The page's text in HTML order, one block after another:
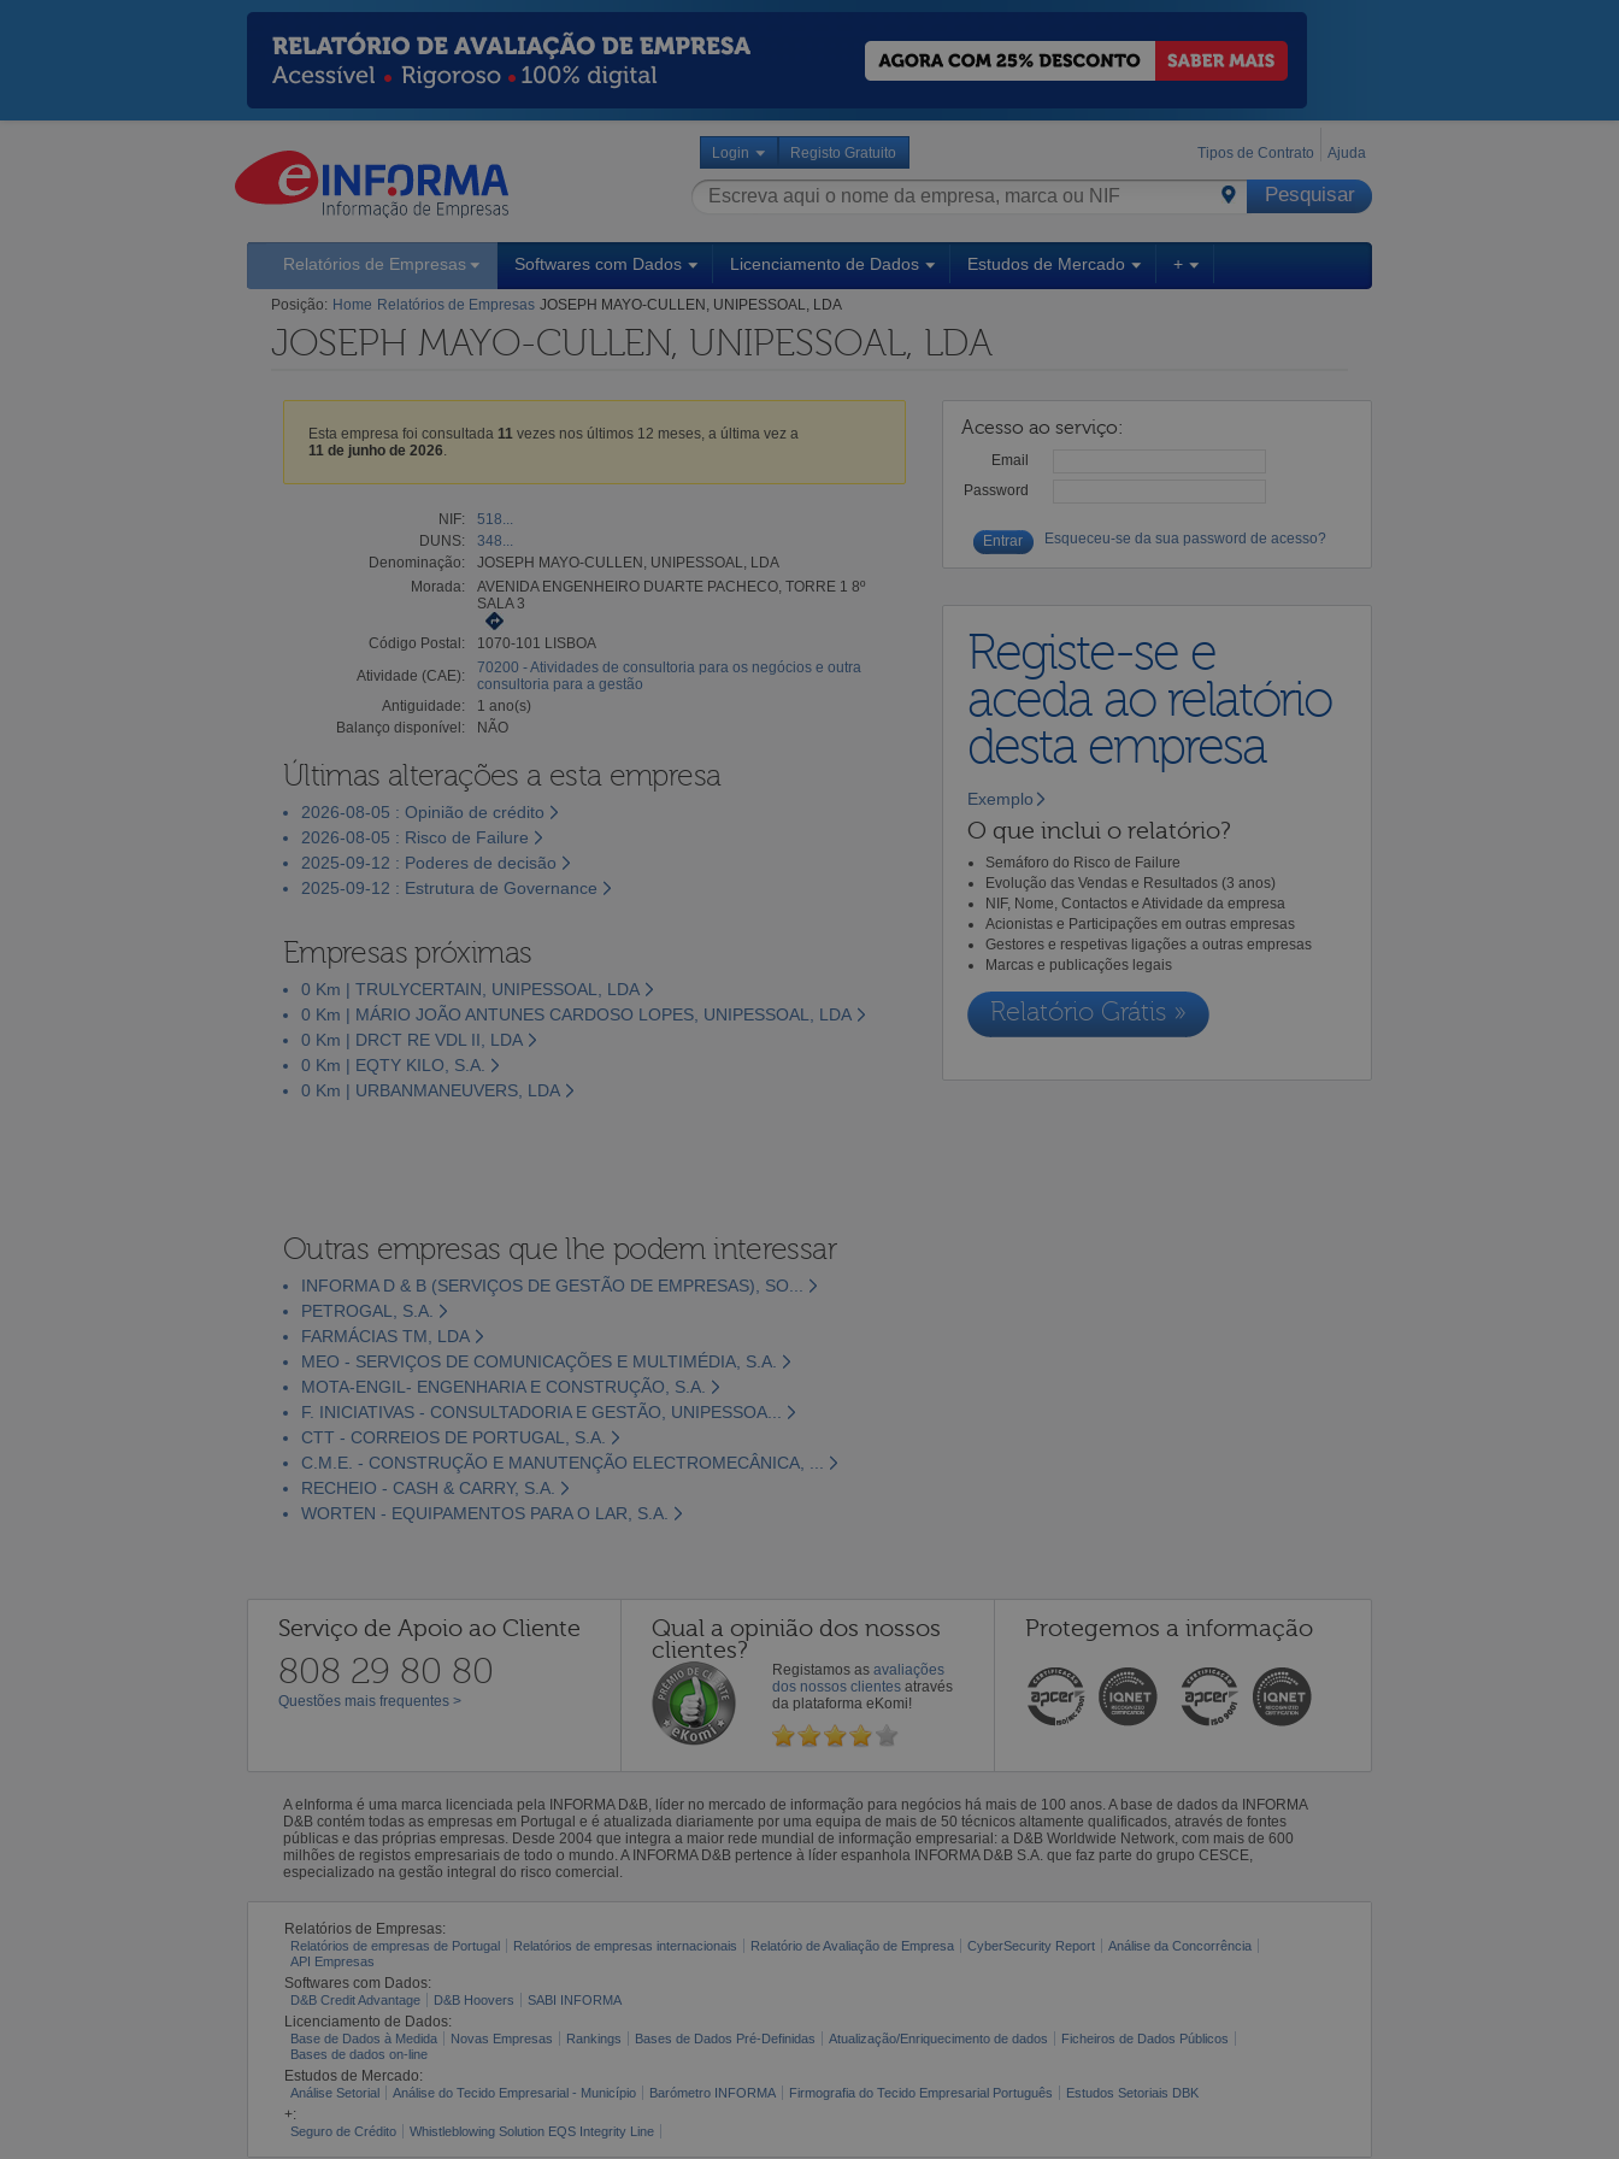
Login Registo Gratuito Tipos de Contrato Ajuda
Relatórios de Empresas Softwares com Dados Licenciamento de Dados Estudos de Mercado +
Posição: Home Relatórios de Empresas JOSEPH MAYO-CULLEN, UNIPESSOAL, LDA
JOSEPH MAYO-CULLEN, UNIPESSOAL, LDA
Esta empresa foi consultada 11 vezes nos últimos 12 meses, a última vez a
11 de junho de 2026
NIF:
518...
DUNS:
348...
Denominação:
JOSEPH MAYO-CULLEN, UNIPESSOAL, LDA
Morada:
AVENIDA ENGENHEIRO DUARTE PACHECO, TORRE 1 8º
SALA 3
Código Postal:
1070-101 LISBOA
Atividade (CAE):
70200 - Atividades de consultoria para os negócios e outra
consultoria para a gestão
Antiguidade:
1 ano(s)
Balanço disponível:
NÃO
Últimas alterações a esta empresa
2026-08-05 : Opinião de crédito
2026-08-05 : Risco de Failure
2025-09-12 : Poderes de decisão
2025-09-12 : Estrutura de Governance
Empresas próximas
0 Km | TRULYCERTAIN, UNIPESSOAL, LDA
0 Km | MÁRIO JOÃO ANTUNES CARDOSO LOPES, UNIPESSOAL, LDA
0 Km | DRCT RE VDL II, LDA
0 Km | EQTY KILO, S.A.
0 Km | URBANMANEUVERS, LDA
Acesso ao serviço:
Email
Password
Esqueceu-se da sua password de acesso?
Registe-se e
aceda ao relatório
desta empresa
Exemplo
O que inclui o relatório?
Semáforo do Risco de Failure
Evolução das Vendas e Resultados (3 anos)
NIF, Nome, Contactos e Atividade da empresa
Acionistas e Participações em outras empresas
Gestores e respetivas ligações a outras empresas
Marcas e publicações legais
Relatório Grátis »
Outras empresas que lhe podem interessar
INFORMA D & B (SERVIÇOS DE GESTÃO DE EMPRESAS), SO...
PETROGAL, S.A.
FARMÁCIAS TM, LDA
MEO - SERVIÇOS DE COMUNICAÇÕES E MULTIMÉDIA, S.A.
MOTA-ENGIL- ENGENHARIA E CONSTRUÇÃO, S.A.
F. INICIATIVAS - CONSULTADORIA E GESTÃO, UNIPESSOA...
CTT - CORREIOS DE PORTUGAL, S.A.
C.M.E. - CONSTRUÇÃO E MANUTENÇÃO ELECTROMECÂNICA, ...
RECHEIO - CASH & CARRY, S.A.
WORTEN - EQUIPAMENTOS PARA O LAR, S.A.
Serviço de Apoio ao Cliente
808 29 80 80
Questões mais frequentes >
Qual a opinião dos nossos
clientes?
Registamos as avaliações
dos nossos clientes através
da plataforma eKomi!
Protegemos a informação
A eInforma é uma marca licenciada pela INFORMA D&B, líder no mercado de informação para negócios há mais de 100 anos. A base de dados da INFORMA
D&B contém todas as empresas em Portugal e é atualizada diariamente por uma equipa de mais de 50 técnicos altamente qualificados, através de fontes
públicas e das próprias empresas. Desde 2004 que integra a maior rede mundial de informação empresarial: a D&B Worldwide Network, com mais de 600
milhões de registos empresariais de todo o mundo. A INFORMA D&B pertence à líder espanhola INFORMA D&B S.A. que faz parte do grupo CESCE,
especializado na gestão integral do risco comercial.
Relatórios de Empresas:
Relatórios de empresas de Portugal Relatórios de empresas internacionais Relatório de Avaliação de Empresa CyberSecurity Report
Análise da Concorrência
API Empresas
Softwares com Dados:
D&B Credit Advantage D&B Hoovers SABI INFORMA
Licenciamento de Dados:
Base de Dados à Medida Novas Empresas Rankings Bases de Dados Pré-Definidas Atualização/Enriquecimento de dados
Ficheiros de Dados Públicos
Bases de dados on-line
Estudos de Mercado:
Análise Setorial Análise do Tecido Empresarial - Município Barómetro INFORMA Firmografia do Tecido Empresarial Português Estudos Setoriais DBK
+:
Seguro de Crédito Whistleblowing Solution EQS Integrity Line